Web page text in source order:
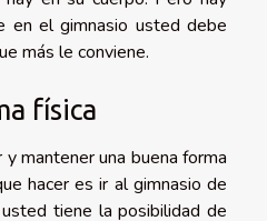
en el gimnasio usted debe
más le conviene.
física
mantener una buena forma
hacer es ir al gimnasio de
tiene la posibilidad de